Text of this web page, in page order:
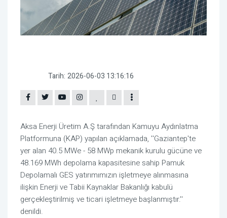
Tarih: 2026-06-03 13:16:16
Aksa Enerji Üretim A.Ş tarafından Kamuyu Aydınlatma
Platformuna (KAP) yapılan açıklamada, ''Gaziantep'te
yer alan 40.5 MWe - 58 MWp mekanik kurulu gücüne ve
48.169 MWh depolama kapasitesine sahip Pamuk
Depolamalı GES yatırımımızın işletmeye alınmasına
ilişkin Enerji ve Tabii Kaynaklar Bakanlığı kabulü
gerçekleştirilmiş ve ticari işletmeye başlanmıştır.''
denildi.